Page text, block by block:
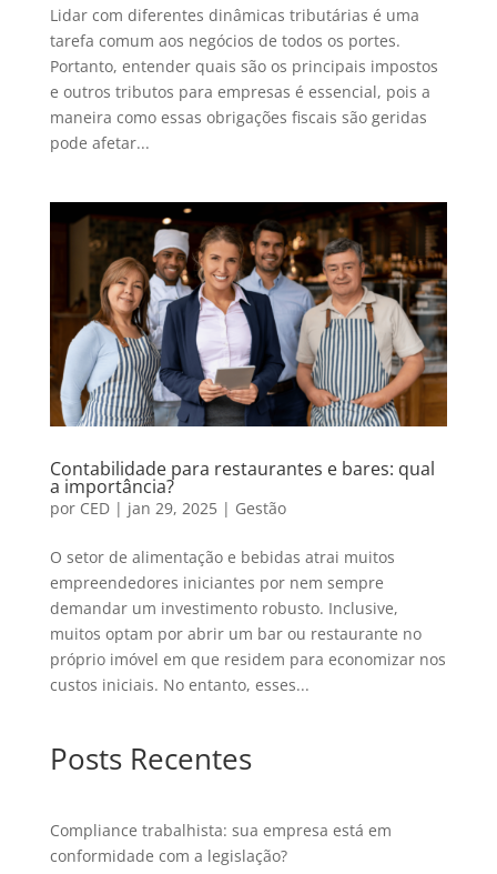
Lidar com diferentes dinâmicas tributárias é uma
tarefa comum aos negócios de todos os portes.
Portanto, entender quais são os principais impostos
e outros tributos para empresas é essencial, pois a
maneira como essas obrigações fiscais são geridas
pode afetar...
Contabilidade para restaurantes e bares: qual
a importância?
por CED| jan 29, 2025| Gestão
O setor de alimentação e bebidas atrai muitos
empreendedores iniciantes por nem sempre
demandar um investimento robusto. Inclusive,
muitos optam por abrir um bar ou restaurante no
próprio imóvel em que residem para economizar nos
custos iniciais. No entanto, esses...
Posts Recentes
Compliance trabalhista: sua empresa está em
conformidade com a legislação?